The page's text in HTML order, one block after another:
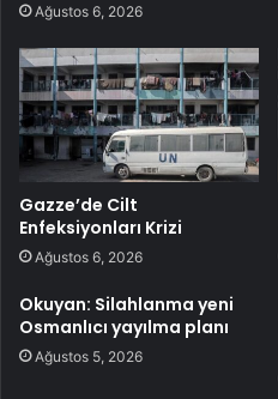
Ağustos 6, 2026
Gazze’de Cilt
Enfeksiyonları Krizi
Ağustos 6, 2026
Okuyan: Silahlanma yeni
Osmanlıcı yayılma planı
Ağustos 5, 2026